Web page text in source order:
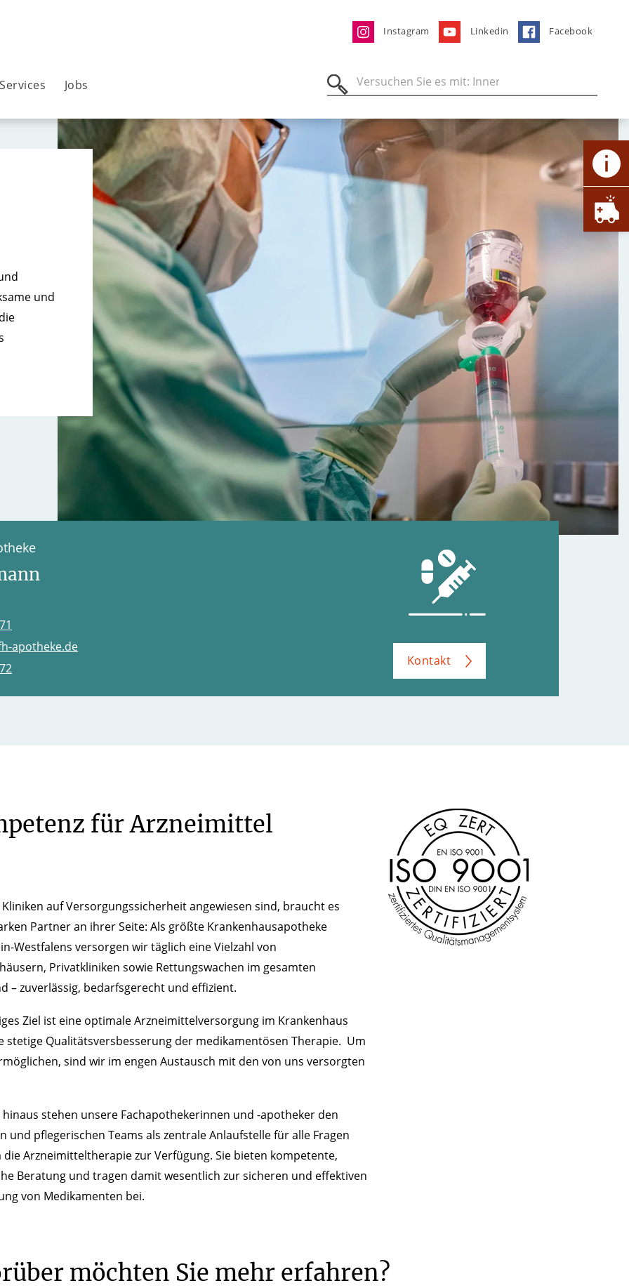
Instagram Linkedin Facebook
Services Jobs
und
apotheke.de
Kontakt
für Arzneimittel
auf Versorgungssicherheit angewiesen sind, braucht es
Partner an ihrer Seite: Als größte Krankenhausapotheke
Westfalens versorgen wir täglich eine Vielzahl von
Privatkliniken sowie Rettungswachen im gesamten
– zuverlässig, bedarfsgerecht und effizient.
Ziel ist eine optimale Arzneimittelversorgung im Krankenhaus
stetige Qualitätsversbesserung der medikamentösen Therapie. Um
sind wir im engen Austausch mit den von uns versorgten
stehen unsere Fachapothekerinnen und -apotheker den
und pflegerischen Teams als zentrale Anlaufstelle für alle Fragen
Arzneimitteltherapie zur Verfügung. Sie bieten kompetente,
Beratung und tragen damit wesentlich zur sicheren und effektiven
von Medikamenten bei.
möchten Sie mehr erfahren?